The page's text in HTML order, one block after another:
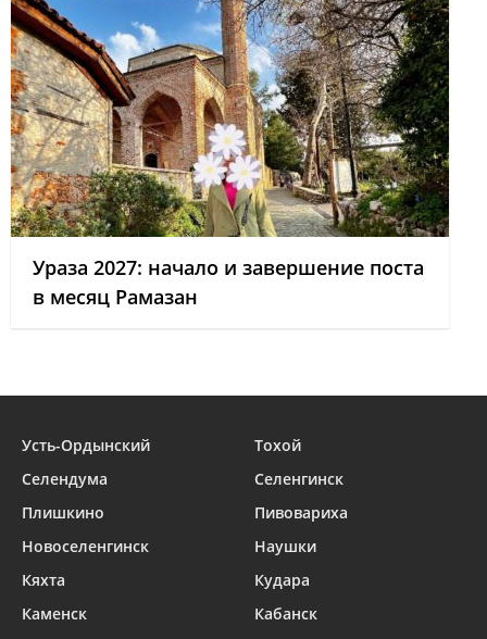
Ураза 2027: начало и завершение поста
в месяц Рамазан
Усть-Ордынский
Тохой
Селендума
Селенгинск
Плишкино
Пивовариха
Новоселенгинск
Наушки
Кяхта
Кудара
Каменск
Кабанск